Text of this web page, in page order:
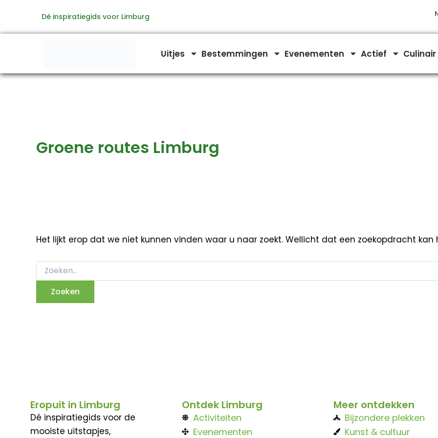
de
Dé inspiratiegids voor Limburg
Uitjes Bestemmingen Evenementen Actief Culinair
Groene routes Limburg
Het lijkt erop dat we niet kunnen vinden waar u naar zoekt. Wellicht dat een zoekopdracht kan
naar:
Eropuit in Limburg
Dé inspiratiegids voor de
mooiste uitstapjes,
Ontdek Limburg
Activiteiten
Evenementen
Meer ontdekken
Bijzondere plekken
Kunst & cultuur